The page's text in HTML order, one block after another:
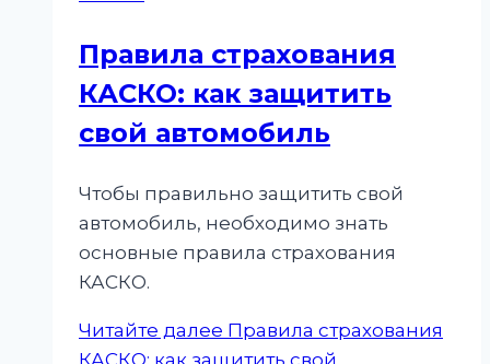
Правила страхования
КАСКО: как защитить
свой автомобиль
Чтобы правильно защитить свой
автомобиль, необходимо знать
основные правила страхования
КАСКО.
Читайте далее Правила страхования